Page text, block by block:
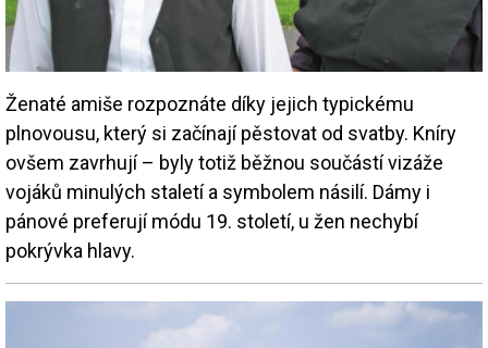
Ženaté amiše rozpoznáte díky jejich typickému
plnovousu, který si začínají pěstovat od svatby. Kníry
ovšem zavrhují – byly totiž běžnou součástí vizáže
vojáků minulých staletí a symbolem násilí. Dámy i
pánové preferují módu 19. století, u žen nechybí
pokrývka hlavy.